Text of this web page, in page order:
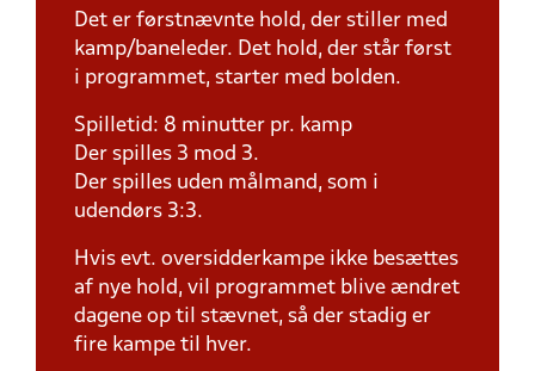
Det er førstnævnte hold, der stiller med
kamp/baneleder. Det hold, der står først
i programmet, starter med bolden.
Spilletid: 8 minutter pr. kamp
Der spilles 3 mod 3.
Der spilles uden målmand, som i
udendørs 3:3.
Hvis evt. oversidderkampe ikke besættes
af nye hold, vil programmet blive ændret
dagene op til stævnet, så der stadig er
fire kampe til hver.